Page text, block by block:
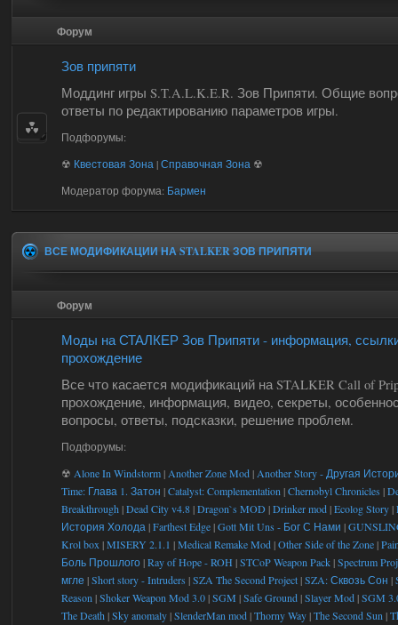
Форум
Зов припяти
Моддинг игры S.T.A.L.K.E.R. Зов Припяти. Общие
ответы по редактированию параметров игры.
Подфорумы:
☢ Квестовая Зона |Справочная Зона ☢
Модератор форума: Бармен
ВСЕ МОДИФИКАЦИИ НА STALKER ЗОВ ПРИПЯТИ
Форум
Моды на СТАЛКЕР Зов Припяти - информация,
прохождение
Все что касается модификаций на STALKER Call of
прохождение, информация, видео, секреты,
вопросы, ответы, подсказки, решение проблем.
Подфорумы:
☢ Alone In Windstorm| Another Zone Mod| Another Story - Другая
Time: Глава 1. Затон |Catalyst: Complementation |Chernobyl Chronicles |
Breakthrough |Dead City v4.8|Dragon`s MOD|Drinker mod|Ecolog Story|
История Холода |Farthest Edge|Gott Mit Uns - Бог С Нами |
Krol box |MISERY 2.1.1 |Medical Remake Mod|Other Side of the Zone|
Боль Прошлого|Ray of Hope - ROH |STCoP Weapon Pack|Spectrum
мгле |Short story - Intruders |SZA The Second Project|SZA: Сквозь Сон |
Reason |Shoker Weapon Mod 3.0|SGM |Safe Ground|Slayer Mod|SGM
The Death |Sky anomaly|SlenderMan mod|Thorny Way|The Second Sun |